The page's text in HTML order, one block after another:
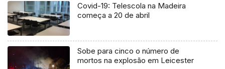
Covid-19: Telescola na Madeira
começa a 20 de abril
Sobe para cinco o número de
mortos na explosão em Leicester